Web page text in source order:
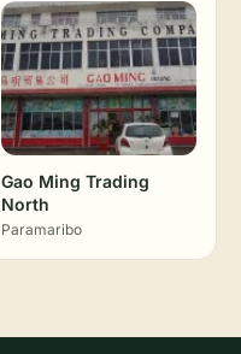
Gao Ming Trading
North
Paramaribo